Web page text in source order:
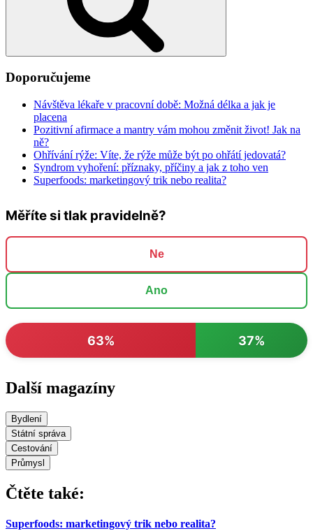
Doporučujeme
Návštěva lékaře v pracovní době: Možná délka a jak je
placena
Pozitivní afirmace a mantry vám mohou změnit život! Jak na
ně?
Ohřívání rýže: Víte, že rýže může být po ohřátí jedovatá?
Syndrom vyhoření: příznaky, příčiny a jak z toho ven
Superfoods: marketingový trik nebo realita?
Měříte si tlak pravidelně?
Ne
Ano
63% 37%
Další magazíny
Bydlení
Státní správa
Cestování
Průmysl
Čtěte také:
Superfoods: marketingový trik nebo realita?